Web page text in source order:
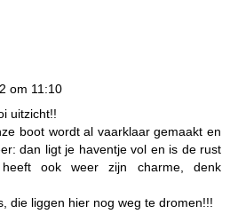
om 11:10
uitzicht!!
boot wordt al vaarklaar gemaakt en
dan ligt je haventje vol en is de rust
heeft ook weer zijn charme, denk
die liggen hier nog weg te dromen!!!